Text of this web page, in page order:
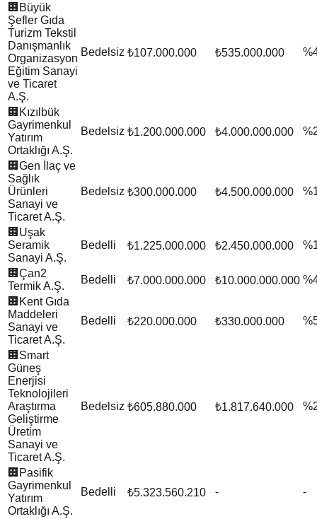
🏢 Büyük
Şefler Gıda
Turizm Tekstil
Danışmanlık
Organizasyon
Eğitim Sanayi
ve Ticaret
A.Ş.
Bedelsiz ₺107.000.000 ₺535.000.000 %
🏢 Kızılbük
Gayrimenkul
Yatırım
Ortaklığı A.Ş.
Bedelsiz ₺1.200.000.000 ₺4.000.000.000 %
🏢 Gen İlaç ve
Sağlık
Ürünleri
Sanayi ve
Ticaret A.Ş.
Bedelsiz ₺300.000.000 ₺4.500.000.000 %
🏢 Uşak
Seramik
Sanayi A.Ş.
Bedelli ₺1.225.000.000 ₺2.450.000.000 %
🏢 Çan2
Termik A.Ş.
Bedelli ₺7.000.000.000 ₺10.000.000.000 %
🏢 Kent Gıda
Maddeleri
Sanayi ve
Ticaret A.Ş.
Bedelli ₺220.000.000 ₺330.000.000 %
🏢 Smart
Güneş
Enerjisi
Teknolojileri
Araştırma
Geliştirme
Üretim
Sanayi ve
Ticaret A.Ş.
Bedelsiz ₺605.880.000 ₺1.817.640.000 %
🏢 Pasifik
Gayrimenkul
Yatırım
Ortaklığı A.Ş.
Bedelli ₺5.323.560.210 - -